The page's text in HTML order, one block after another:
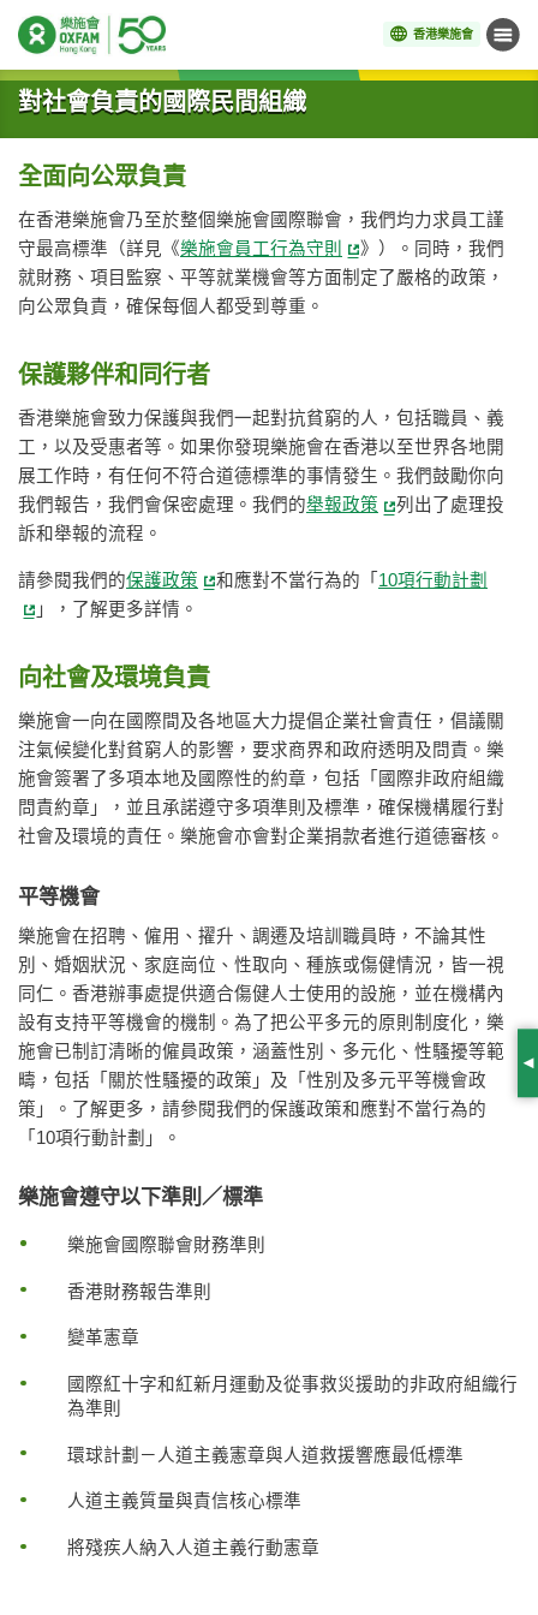
香港樂施會 目錄
開始主要內容
對社會負責的國際民間組織
全面向公眾負責
在香港樂施會乃至於整個樂施會國際聯會，我們均力求員工謹
守最高標準（詳見《樂施會員工行為守則
》）。同時，我們
就財務、項目監察、平等就業機會等方面制定了嚴格的政策，
向公眾負責，確保每個人都受到尊重。
保護夥伴和同行者
香港樂施會致力保護與我們一起對抗貧窮的人，包括職員、義
工，以及受惠者等。如果你發現樂施會在香港以至世界各地開
展工作時，有任何不符合道德標準的事情發生。我們鼓勵你向
我們報告，我們會保密處理。我們的舉報政策
列出了處理投
訴和舉報的流程。
請參閱我們的保護政策 和應對不當行為的「 10項行動計劃
」，了解更多詳情。
向社會及環境負責
樂施會一向在國際間及各地區大力提倡企業社會責任，倡議關
注氣候變化對貧窮人的影響，要求商界和政府透明及問責。樂
施會簽署了多項本地及國際性的約章，包括「國際非政府組織
問責約章」，並且承諾遵守多項準則及標準，確保機構履行對
社會及環境的責任。樂施會亦會對企業捐款者進行道德審核。
平等機會
樂施會在招聘、僱用、擢升、調遷及培訓職員時，不論其性
別、婚姻狀況、家庭崗位、性取向、種族或傷健情況，皆一視
同仁。香港辦事處提供適合傷健人士使用的設施，並在機構內
設有支持平等機會的機制。為了把公平多元的原則制度化，樂
施會已制訂清晰的僱員政策，涵蓋性別、多元化、性騷擾等範
疇，包括「關於性騷擾的政策」及「性別及多元平等機會政
策」。了解更多，請參閱我們的保護政策和應對不當行為的
「10項行動計劃」。
樂施會遵守以下準則／標準
樂施會國際聯會財務準則
香港財務報告準則
變革憲章
國際紅十字和紅新月運動及從事救災援助的非政府組織行
為準則
環球計劃－人道主義憲章與人道救援響應最低標準
人道主義質量與責信核心標準
將殘疾人納入人道主義行動憲章